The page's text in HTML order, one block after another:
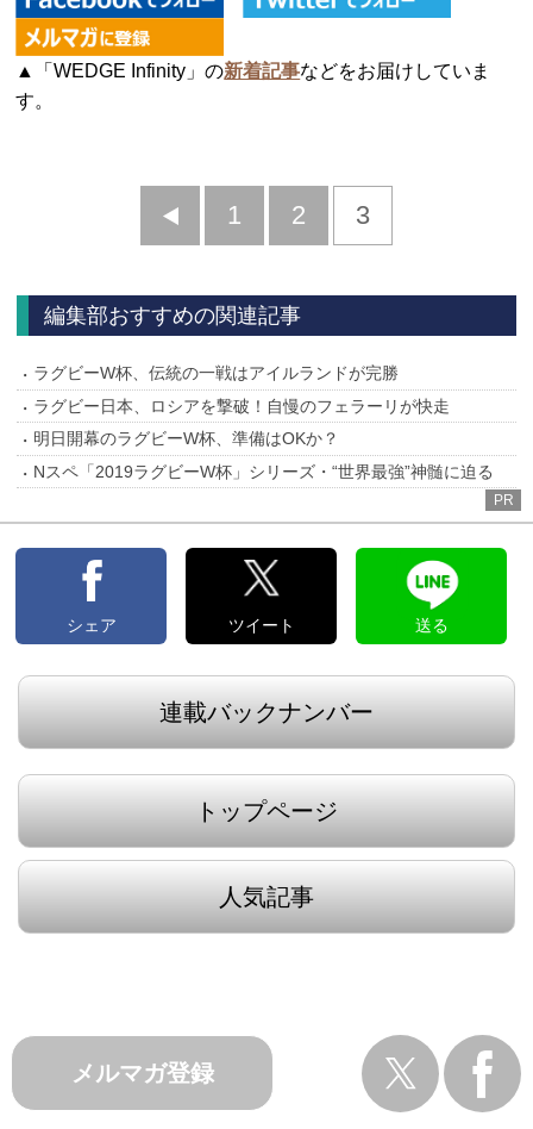
▲「WEDGE Infinity」の新着記事などをお届けしていま
す。
前
1 2 3
編集部おすすめの関連記事
ラグビーW杯、伝統の一戦はアイルランドが完勝
ラグビー日本、ロシアを撃破！自慢のフェラーリが快走
明日開幕のラグビーW杯、準備はOKか？
Nスペ「2019ラグビーW杯」シリーズ・“世界最強”神髄に迫る
PR
シェア ツイート 送る
連載バックナンバー
トップページ
人気記事
メルマガ登録